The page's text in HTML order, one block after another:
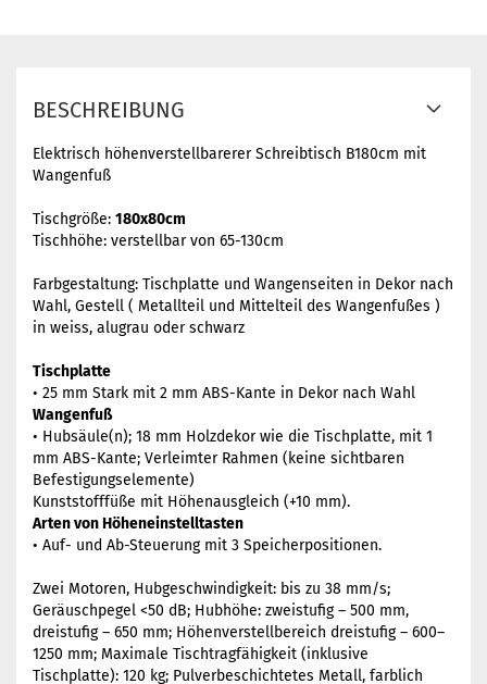
BESCHREIBUNG
Elektrisch höhenverstellbarerer Schreibtisch B180cm mit
Wangenfuß
Tischgröße: 180x80cm
Tischhöhe: verstellbar von 65-130cm
Farbgestaltung: Tischplatte und Wangenseiten in Dekor nach
Wahl, Gestell ( Metallteil und Mittelteil des Wangenfußes )
in weiss, alugrau oder schwarz
Tischplatte
• 25 mm Stark mit 2 mm ABS-Kante in Dekor nach Wahl
Wangenfuß
• Hubsäule(n); 18 mm Holzdekor wie die Tischplatte, mit 1
mm ABS-Kante; Verleimter Rahmen (keine sichtbaren
Befestigungselemente)
Kunststofffüße mit Höhenausgleich (+10 mm).
Arten von Höheneinstelltasten
• Auf- und Ab-Steuerung mit 3 Speicherpositionen.
Zwei Motoren, Hubgeschwindigkeit: bis zu 38 mm/s;
Geräuschpegel <50 dB; Hubhöhe: zweistufig – 500 mm,
dreistufig – 650 mm; Höhenverstellbereich dreistufig – 600–
1250 mm; Maximale Tischtragfähigkeit (inklusive
Tischplatte): 120 kg; Pulverbeschichtetes Metall, farblich